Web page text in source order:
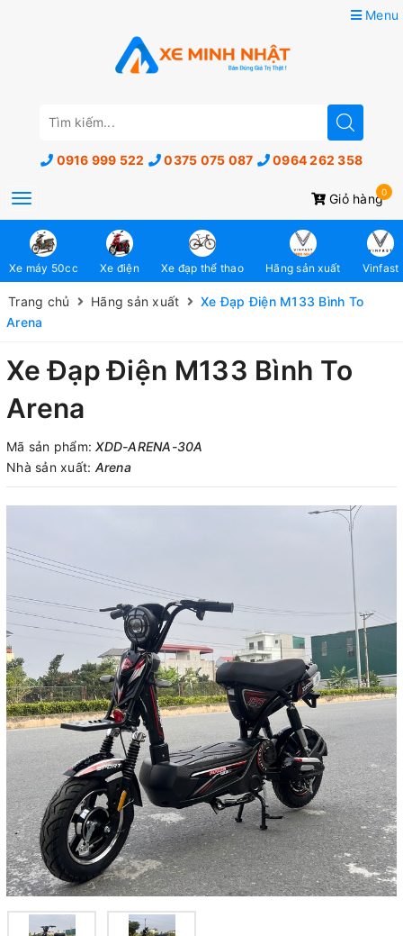
Menu
0916 999 522 0375 075 087 0964 262 358
Giỏ hàng0
Toggle
navigation
Xe máy 50cc Xe điện Xe đạp thể thao Hãng sản xuất Vinfast
Trang chủ Hãng sản xuất
Xe Đạp Điện M133 Bình To
Arena
Xe Đạp Điện M133 Bình To
Arena
Mã sản phẩm:XDD-ARENA-30A
Nhà sản xuất: Arena